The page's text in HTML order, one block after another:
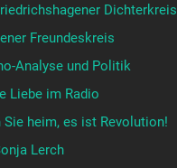
Dichterkreis
Freundeskreis
Analyse und Politik
Liebe im Radio
Sie heim, es ist Revolution!
Lerch